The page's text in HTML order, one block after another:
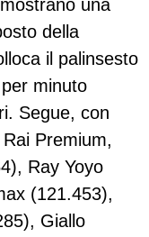
una
della
il palinsesto
minuto
Segue, con
Premium,
Ray Yoyo
(121.453),
Giallo